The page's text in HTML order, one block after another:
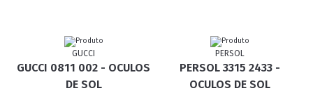
GUCCI
GUCCI 0811 002 - OCULOS
DE SOL
PERSOL
PERSOL 3315 2433 -
OCULOS DE SOL